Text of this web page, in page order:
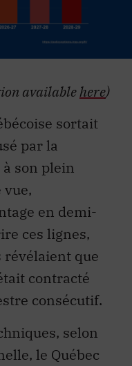
availablehere)
sortait
par la
son plein
vue,
en demi-
ces lignes,
révélaient que
contracté
consécutif.
selon
le Québec